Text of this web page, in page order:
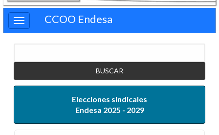
CCOO Endesa
Elecciones sindicales
Endesa 2025 - 2029